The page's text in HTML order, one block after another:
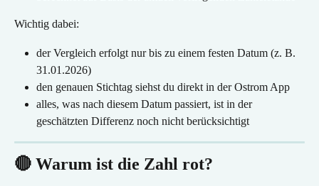
Wichtig dabei:
der Vergleich erfolgt nur bis zu einem festen Datum (z. B.
31.01.2026)
den genauen Stichtag siehst du direkt in der Ostrom App
alles, was nach diesem Datum passiert, ist in der
geschätzten Differenz noch nicht berücksichtigt
🔴 Warum ist die Zahl rot?